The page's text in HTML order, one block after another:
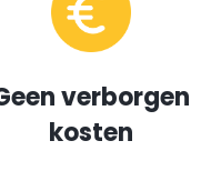
verborgen
kosten